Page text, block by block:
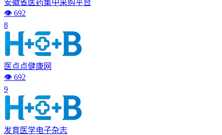
安徽省医药集中采购平台
👁️ 692
8
医点点健康网
👁️ 692
9
发育医学电子杂志